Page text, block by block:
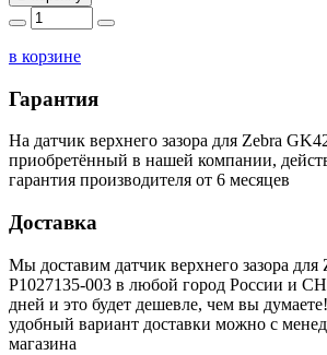
в корзине
Гарантия
На датчик верхнего зазора для Zebra
приобретённый в нашей компании,
гарантия производителя от 6 месяцев
Доставка
Мы доставим датчик верхнего зазора для
P1027135-003 в любой город России и
дней и это будет дешевле, чем вы
удобный вариант доставки можно с
магазина